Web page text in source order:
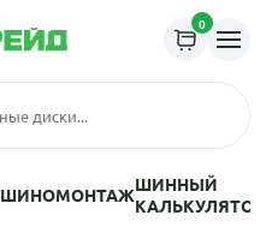
0
ШИНОМОНТАЖШИННЫЙ
КАЛЬКУЛЯТОР